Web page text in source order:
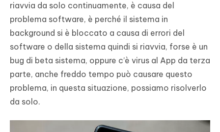
riavvia da solo continuamente, è causa del
problema software, è perché il sistema in
background si è bloccato a causa di errori del
software o della sistema quindi si riavvia, forse è un
bug di beta sistema, oppure c’è virus al App da terza
parte, anche freddo tempo può causare questo
problema, in questa situazione, possiamo risolverlo
da solo.